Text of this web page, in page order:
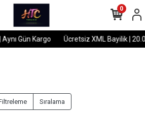
Gün Kargo Ücretsiz XML Bayilik |
0
Sıralama